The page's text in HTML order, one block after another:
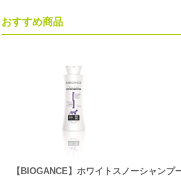
おすすめ商品
【BIOGANCE】ホワイトスノーシャンプ